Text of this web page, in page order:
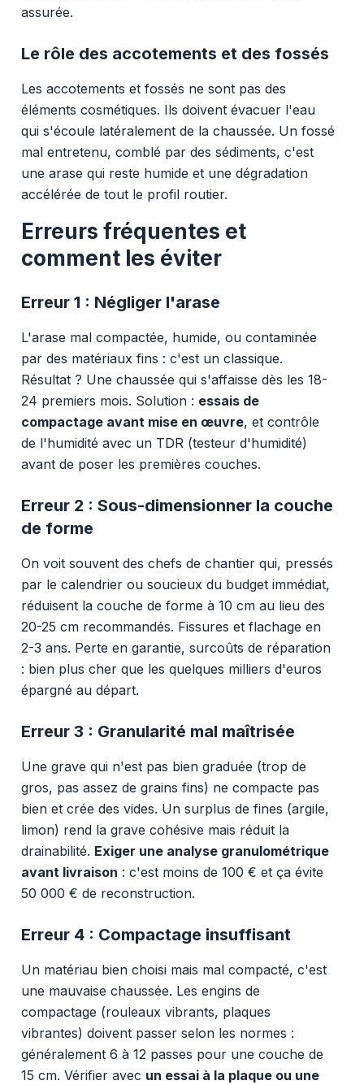
assurée.
Le rôle des accotements et des fossés
Les accotements et fossés ne sont pas des
éléments cosmétiques. Ils doivent évacuer l'eau
qui s'écoule latéralement de la chaussée. Un fossé
mal entretenu, comblé par des sédiments, c'est
une arase qui reste humide et une dégradation
accélérée de tout le profil routier.
Erreurs fréquentes et
comment les éviter
Erreur 1 : Négliger l'arase
L'arase mal compactée, humide, ou contaminée
par des matériaux fins : c'est un classique.
Résultat ? Une chaussée qui s'affaisse dès les 18-
24 premiers mois. Solution : essais de
compactage avant mise en œuvre, et contrôle
de l'humidité avec un TDR (testeur d'humidité)
avant de poser les premières couches.
Erreur 2 : Sous-dimensionner la couche
de forme
On voit souvent des chefs de chantier qui, pressés
par le calendrier ou soucieux du budget immédiat,
réduisent la couche de forme à 10 cm au lieu des
20-25 cm recommandés. Fissures et flachage en
2-3 ans. Perte en garantie, surcoûts de réparation
: bien plus cher que les quelques milliers d'euros
épargné au départ.
Erreur 3 : Granularité mal maîtrisée
Une grave qui n'est pas bien graduée (trop de
gros, pas assez de grains fins) ne compacte pas
bien et crée des vides. Un surplus de fines (argile,
limon) rend la grave cohésive mais réduit la
drainabilité. Exiger une analyse granulométrique
avant livraison : c'est moins de 100 € et ça évite
50 000 € de reconstruction.
Erreur 4 : Compactage insuffisant
Un matériau bien choisi mais mal compacté, c'est
une mauvaise chaussée. Les engins de
compactage (rouleaux vibrants, plaques
vibrantes) doivent passer selon les normes :
généralement 6 à 12 passes pour une couche de
15 cm. Vérifier avec un essai à la plaque ou une